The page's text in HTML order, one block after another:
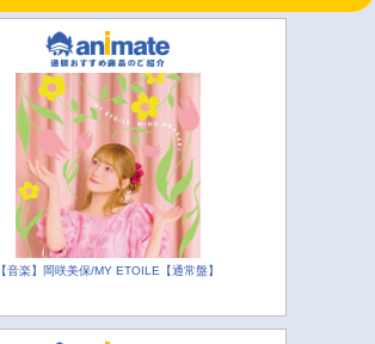
【音楽】岡咲美保/MY ETOILE【通常盤】